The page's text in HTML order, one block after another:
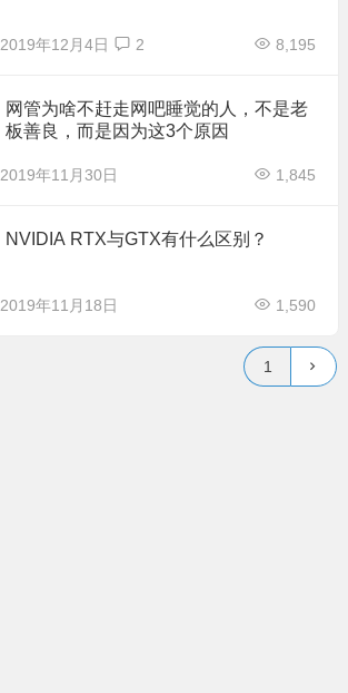
2019年12月4日 8,195
2
网管为啥不赶走网吧睡觉的人，不是老
板善良，而是因为这3个原因
2019年11月30日 1,845
NVIDIA RTX与GTX有什么区别？
2019年11月18日 1,590